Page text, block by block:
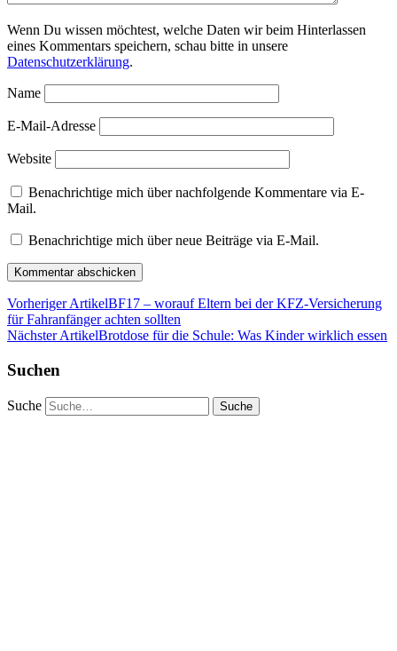
Wenn Du wissen möchtest, welche Daten wir beim Hinterlassen
eines Kommentars speichern, schau bitte in unsere
Datenschutzerklärung.
Name
E-Mail-Adresse
Website
Benachrichtige mich über nachfolgende Kommentare via E-
Mail.
Benachrichtige mich über neue Beiträge via E-Mail.
Vorheriger ArtikelBF17 – worauf Eltern bei der KFZ-Versicherung
für Fahranfänger achten sollten
Nächster ArtikelBrotdose für die Schule: Was Kinder wirklich essen
Suchen
Suche